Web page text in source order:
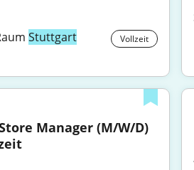
Stuttgart Vollzeit